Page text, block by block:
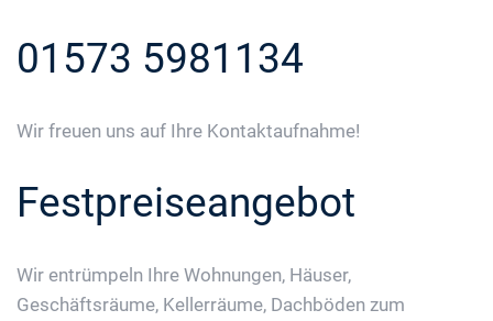
01573 5981134
Wir freuen uns auf Ihre Kontaktaufnahme!
Festpreiseangebot
Wir entrümpeln Ihre Wohnungen, Häuser,
Geschäftsräume, Kellerräume, Dachböden zum